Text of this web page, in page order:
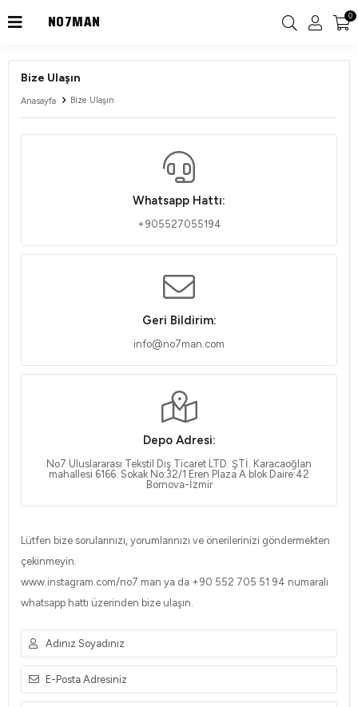
NO7MAN 0
Bize Ulaşın
Anasayfa Bize Ulaşın
Whatsapp Hattı:
+905527055194
Geri Bildirim:
info@no7man.com
Depo Adresi:
No7 Uluslararası Tekstil Dış Ticaret LTD. ŞTİ. Karacaoğlan
mahallesi 6166. Sokak No:32/1 Eren Plaza A blok Daire:42
Bornova-İzmir
Lütfen bize sorularınızı, yorumlarınızı ve önerilerinizi göndermekten
çekinmeyin.
www.instagram.com/no7.man ya da +90 552 705 51 94​⁠​ numaralı
whatsapp hattı üzerinden bize ulaşın.